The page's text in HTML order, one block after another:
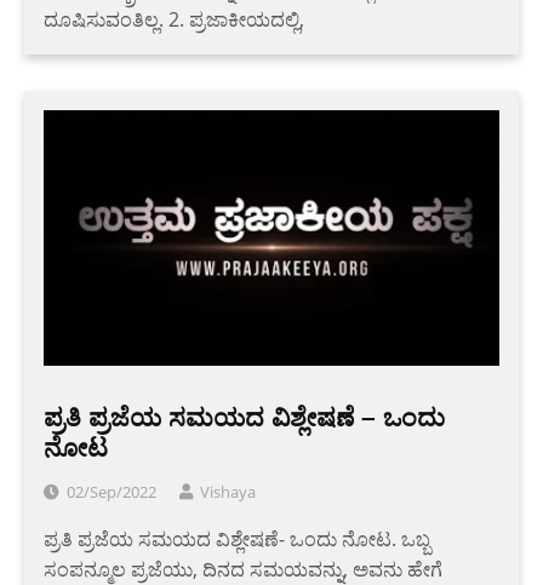
ದೂಷಿಸುವಂತಿಲ್ಲ. 2. ಪ್ರಜಾಕೀಯದಲ್ಲಿ,
ಪ್ರತಿ ಪ್ರಜೆಯ ಸಮಯದ ವಿಶ್ಲೇಷಣೆ – ಒಂದು
ನೋಟ
02/Sep/2022 Vishaya
ಪ್ರತಿ ಪ್ರಜೆಯ ಸಮಯದ ವಿಶ್ಲೇಷಣೆ- ಒಂದು ನೋಟ. ಒಬ್ಬ
ಸಂಪನ್ಮೂಲ ಪ್ರಜೆಯು, ದಿನದ ಸಮಯವನ್ನು, ಅವನು ಹೇಗೆ